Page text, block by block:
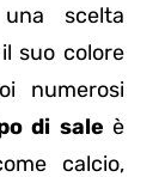
scelta
suo colore
numerosi
di sale è
calcio,